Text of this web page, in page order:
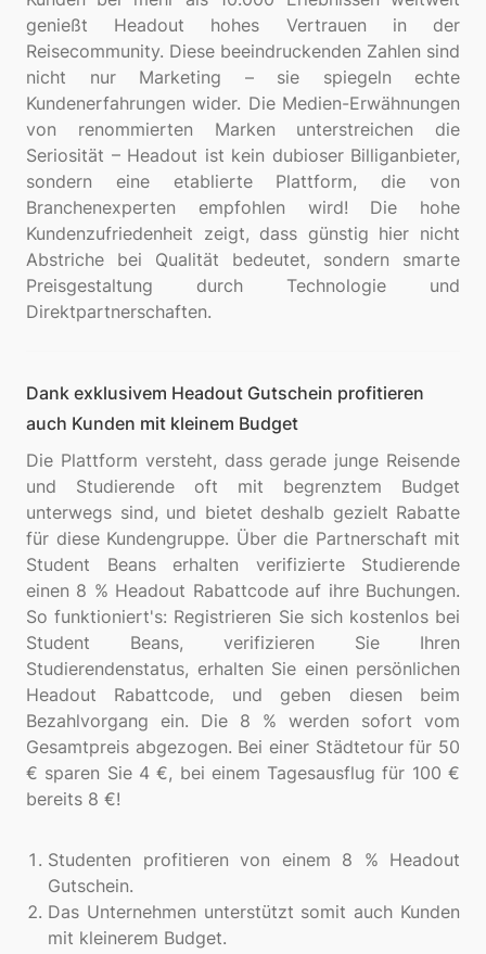
genießt Headout hohes Vertrauen in der
Reisecommunity. Diese beeindruckenden Zahlen sind
nicht nur Marketing – sie spiegeln echte
Kundenerfahrungen wider. Die Medien-Erwähnungen
von renommierten Marken unterstreichen die
Seriosität – Headout ist kein dubioser Billiganbieter,
sondern eine etablierte Plattform, die von
Branchenexperten empfohlen wird! Die hohe
Kundenzufriedenheit zeigt, dass günstig hier nicht
Abstriche bei Qualität bedeutet, sondern smarte
Preisgestaltung durch Technologie und
Dank exklusivem Headout Gutschein profitieren
auch Kunden mit kleinem Budget
Die Plattform versteht, dass gerade junge Reisende
und Studierende oft mit begrenztem Budget
unterwegs sind, und bietet deshalb gezielt Rabatte
für diese Kundengruppe. Über die Partnerschaft mit
Student Beans erhalten verifizierte Studierende
einen 8 % Headout Rabattcode auf ihre Buchungen.
So funktioniert's: Registrieren Sie sich kostenlos bei
Student Beans, verifizieren Sie Ihren
Studierendenstatus, erhalten Sie einen persönlichen
Headout Rabattcode, und geben diesen beim
Bezahlvorgang ein. Die 8 % werden sofort vom
Gesamtpreis abgezogen. Bei einer Städtetour für 50
€ sparen Sie 4 €, bei einem Tagesausflug für 100 €
bereits 8 €!
Studenten profitieren von einem 8 % Headout
Gutschein.
Das Unternehmen unterstützt somit auch Kunden
mit kleinerem Budget.